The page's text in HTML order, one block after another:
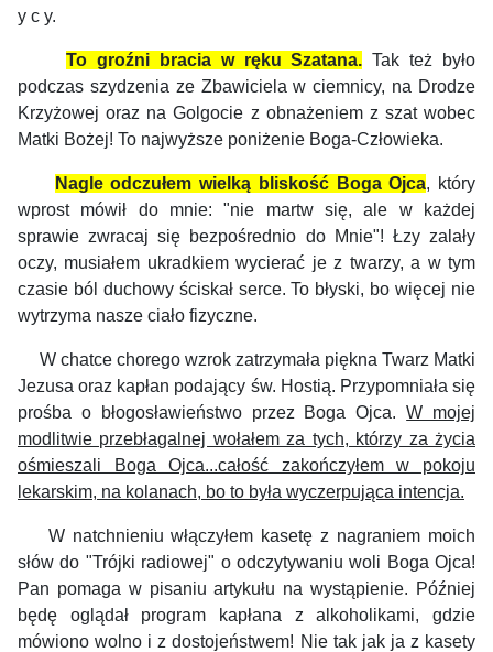
y c y.
To groźni bracia w ręku Szatana. Tak też było
podczas szydzenia ze Zbawiciela w ciemnicy, na Drodze
Krzyżowej oraz na Golgocie z obnażeniem z szat wobec
Matki Bożej! To najwyższe poniżenie Boga-Człowieka.
Nagle odczułem wielką bliskość Boga Ojca, który
wprost mówił do mnie: "nie martw się, ale w każdej
sprawie zwracaj się bezpośrednio do Mnie"! Łzy zalały
oczy, musiałem ukradkiem wycierać je z twarzy, a w tym
czasie ból duchowy ściskał serce. To błyski, bo więcej nie
wytrzyma nasze ciało fizyczne.
W chatce chorego wzrok zatrzymała piękna Twarz Matki
Jezusa oraz kapłan podający św. Hostią. Przypomniała się
prośba o błogosławieństwo przez Boga Ojca.W mojej
modlitwie przebłagalnej wołałem za tych, którzy za życia
ośmieszali Boga Ojca...całość zakończyłem w pokoju
lekarskim, na kolanach, bo to była wyczerpująca intencja.
W natchnieniu włączyłem kasetę z nagraniem moich
słów do "Trójki radiowej" o odczytywaniu woli Boga Ojca!
Pan pomaga w pisaniu artykułu na wystąpienie. Później
będę oglądał program kapłana z alkoholikami, gdzie
mówiono wolno i z dostojeństwem! Nie tak jak ja z kasety